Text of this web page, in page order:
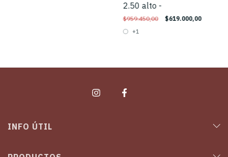
2.50 alto -
$959.450,00 $619.000,00
+1
INFO ÚTIL